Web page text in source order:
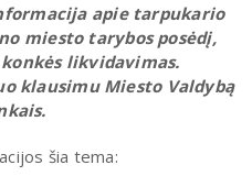
apie tarpukario
miesto tarybos posėdį,
likvidavimas.
klausimu Miesto Valdybą
šia tema: